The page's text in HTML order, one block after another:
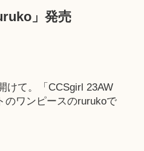
」発売
けて。「CCSgirl 23AW
のワンピースのrurukoで